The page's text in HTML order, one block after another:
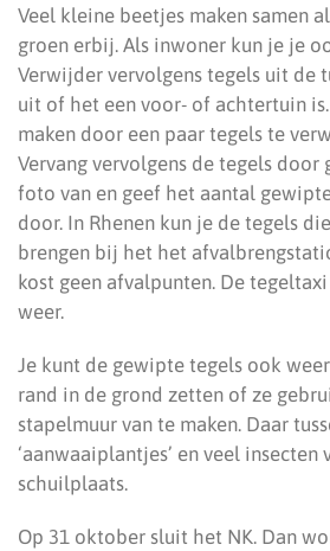
Veel kleine beetjes maken samen
groen erbij. Als inwoner kun je je
Verwijder vervolgens tegels uit de
uit of het een voor- of achtertuin
maken door een paar tegels te
Vervang vervolgens de tegels door
foto van en geef het aantal
door. In Rhenen kun je de tegels
brengen bij het het
kost geen afvalpunten. De
weer.
Je kunt de gewipte tegels ook
rand in de grond zetten of ze
stapelmuur van te maken. Daar
‘aanwaaiplantjes’ en veel insecten
schuilplaats.
Op 31 oktober sluit het NK. Dan